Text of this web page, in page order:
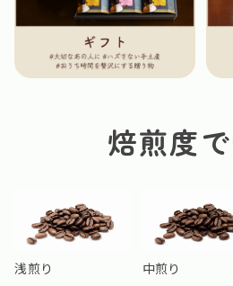
焙煎度
浅煎り 中煎り